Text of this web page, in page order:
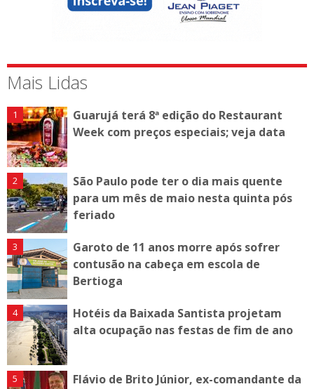
Mais Lidas
Guarujá terá 8ª edição do Restaurant
Week com preços especiais; veja data
São Paulo pode ter o dia mais quente
para um mês de maio nesta quinta pós
feriado
Garoto de 11 anos morre após sofrer
contusão na cabeça em escola de
Bertioga
Hotéis da Baixada Santista projetam
alta ocupação nas festas de fim de ano
Flávio de Brito Júnior, ex-comandante da